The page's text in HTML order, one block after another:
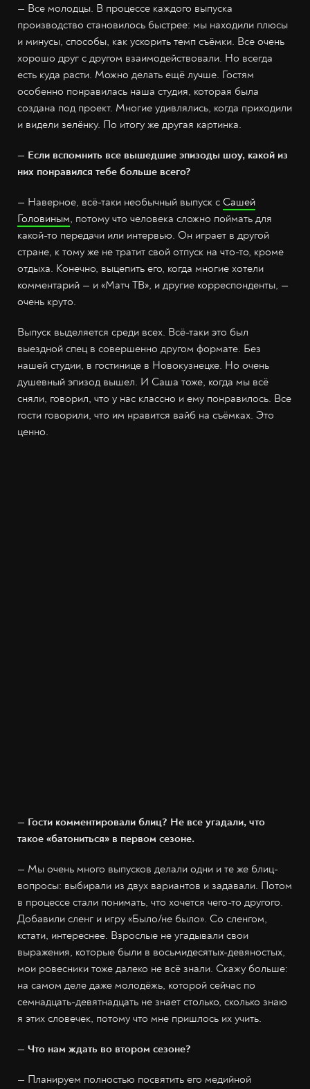
— Все молодцы. В процессе каждого выпуска
производство становилось быстрее: мы находили плюсы
и минусы, способы, как ускорить темп съёмки. Все очень
хорошо друг с другом взаимодействовали. Но всегда
есть куда расти. Можно делать ещё лучше. Гостям
особенно понравилась наша студия, которая была
создана под проект. Многие удивлялись, когда приходили
и видели зелёнку. По итогу же другая картинка.
— Если вспомнить все вышедшие эпизоды шоу, какой из
них понравился тебе больше всего?
— Наверное, всё-таки необычный выпуск с Сашей
Головиным, потому что человека сложно поймать для
какой-то передачи или интервью. Он играет в другой
стране, к тому же не тратит свой отпуск на что-то, кроме
отдыха. Конечно, выцепить его, когда многие хотели
комментарий — и «Матч ТВ», и другие корреспонденты, —
очень круто.
Выпуск выделяется среди всех. Всё-таки это был
выездной спец в совершенно другом формате. Без
нашей студии, в гостинице в Новокузнецке. Но очень
душевный эпизод вышел. И Саша тоже, когда мы всё
сняли, говорил, что у нас классно и ему понравилось. Все
гости говорили, что им нравится вайб на съёмках. Это
ценно.
— Гости комментировали блиц? Не все угадали, что
такое «батониться» в первом сезоне.
— Мы очень много выпусков делали одни и те же блиц-
вопросы: выбирали из двух вариантов и задавали. Потом
в процессе стали понимать, что хочется чего-то другого.
Добавили сленг и игру «Было/не было». Со сленгом,
кстати, интереснее. Взрослые не угадывали свои
выражения, которые были в восьмидесятых-девяностых,
мои ровесники тоже далеко не всё знали. Скажу больше:
на самом деле даже молодёжь, которой сейчас по
семнадцать-девятнадцать не знает столько, сколько знаю
я этих словечек, потому что мне пришлось их учить.
— Что нам ждать во втором сезоне?
— Планируем полностью посвятить его медийной